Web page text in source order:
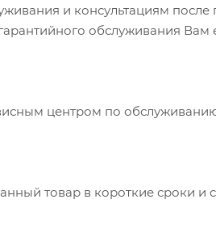
и консультациям
обслуживания Вам
центром по обслуживанию
товар в короткие сроки и